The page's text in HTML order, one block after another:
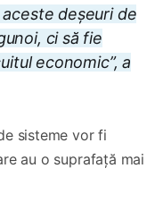
deșeuri de
ci să fie
economic”, a
sisteme vor fi
au o suprafață mai